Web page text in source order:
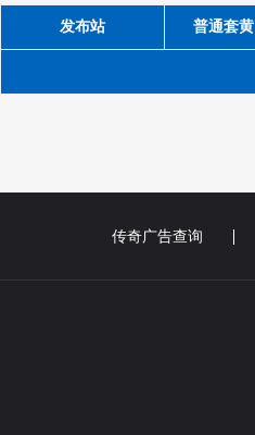
发布站 普通套黄
传奇广告查询